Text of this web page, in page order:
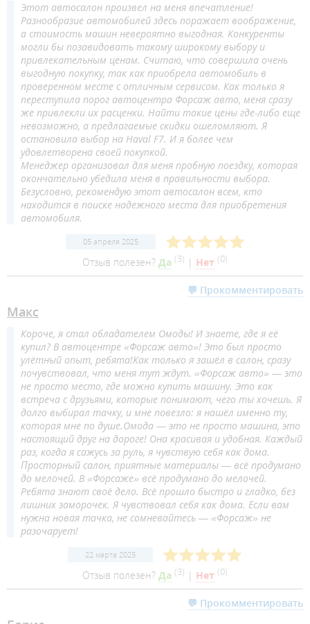
Этот автосалон произвел на меня впечатление!
Разнообразие автомобилей здесь поражает воображение,
а стоимость машин невероятно выгодная. Конкуренты
могли бы позавидовать такому широкому выбору и
привлекательным ценам. Считаю, что совершила очень
выгодную покупку, так как приобрела автомобиль в
проверенном месте с отличным сервисом. Как только я
переступила порог автоцентра Форсаж авто, меня сразу
же привлекли их расценки. Найти такие цены где-либо еще
невозможно, а предлагаемые скидки ошеломляют. Я
остановила выбор на Haval F7. И я более чем
удовлетворена своей покупкой.
Менеджер организовал для меня пробную поездку, которая
окончательно убедила меня в правильности выбора.
Безусловно, рекомендую этот автосалон всем, кто
находится в поиске надежного места для приобретения
автомобиля.
05 апреля 2025
Отзыв полезен? Да (3) | Нет (0)
💬 Прокомментировать
Макс
Короче, я стал обладателем Омоды! И знаете, где я её
купил? В автоцентре «Форсаж авто»! Это был просто
улётный опыт, ребята!Как только я зашёл в салон, сразу
почувствовал, что меня тут ждут. «Форсаж авто» — это
не просто место, где можно купить машину. Это как
встреча с друзьями, которые понимают, чего ты хочешь. Я
долго выбирал тачку, и мне повезло: я нашёл именно ту,
которая мне по душе.Омода — это не просто машина, это
настоящий друг на дороге! Она красивая и удобная. Каждый
раз, когда я сажусь за руль, я чувствую себя как дома.
Просторный салон, приятные материалы — всё продумано
до мелочей. В «Форсаже» всё продумано до мелочей.
Ребята знают своё дело. Всё прошло быстро и гладко, без
лишних заморочек. Я чувствовал себя как дома. Если вам
нужна новая тачка, не сомневайтесь — «Форсаж» не
разочарует!
22 марта 2025
Отзыв полезен? Да (3) | Нет (0)
💬 Прокомментировать